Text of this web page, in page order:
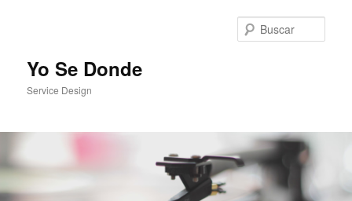
Yo Se Donde
Service Design